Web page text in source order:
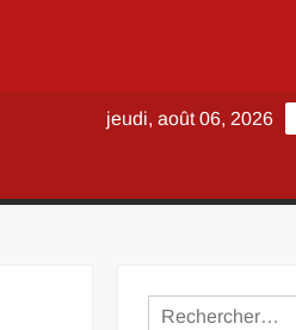
jeudi, août 06, 2026